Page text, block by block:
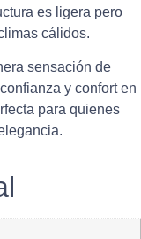
es ligera pero
cálidos.
sensación de
y confort en
para quienes